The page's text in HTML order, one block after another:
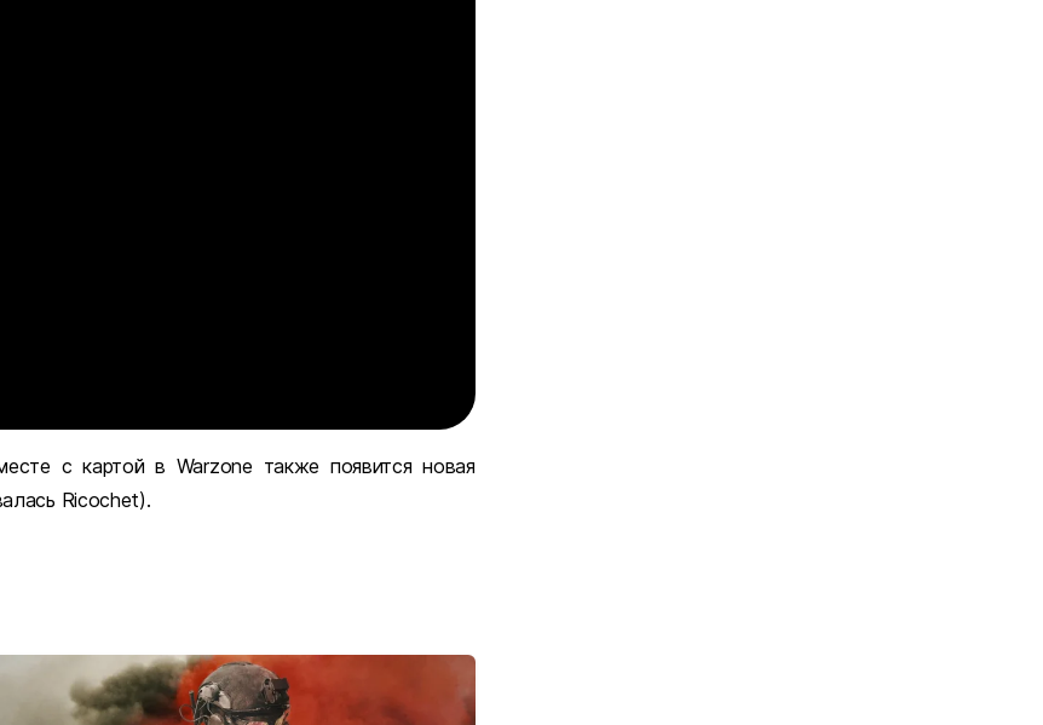
с картой в Warzone также появится новая
Ricochet).